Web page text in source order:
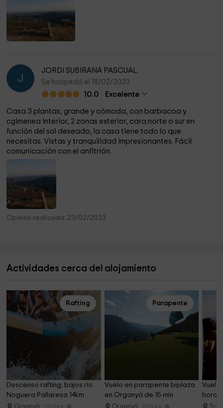
J
JORDI SUBIRANA PASCUAL
Se hospedó el 18/02/2023
10.0
Excelente
Casa 3 plantas, grande y cómoda, con barbacoa y
cgimenea interior, 2 zonas exterior, cara norte o sur en
función del sol deseado, la casa tiene todo lo que
necesitas. Vistas y tranquilidad impresionantes. Fácil
comunicación con el anfitrión.
Opinión realizada: 23/02/2023
Actividades cerca del alojamiento
Rafting
Descenso rafting, bajos río
Noguera Pallaresa 14km
25.0 km
Parapente
Vuelo en parapente biplaza
en Organyá de 15 min
25.0 km
Vuelo
hora